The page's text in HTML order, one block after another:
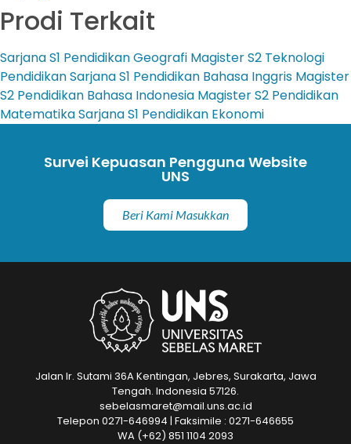
Prodi Terkait
SarjanaS1 Pendidikan Geografi MagisterS2 Teknologi
PendidikanSarjanaS1 Pendidikan Bahasa Inggris Magister
S2 Pendidikan Bahasa Indonesia MagisterS2 Pendidikan
MatematikaSarjanaS1 Pendidikan Ekonomi
Survei Kepuasan Pengguna Website
UNS
Beri Kami Masukkan
Jalan Ir. Sutami 36A Kentingan, Jebres, Surakarta, Jawa
Tengah. Indonesia 57126.
sebelasmaret@mail.uns.ac.id
Telepon 0271-646994 | Faksimile : 0271-646655
WA (+62) 851 1104 2093